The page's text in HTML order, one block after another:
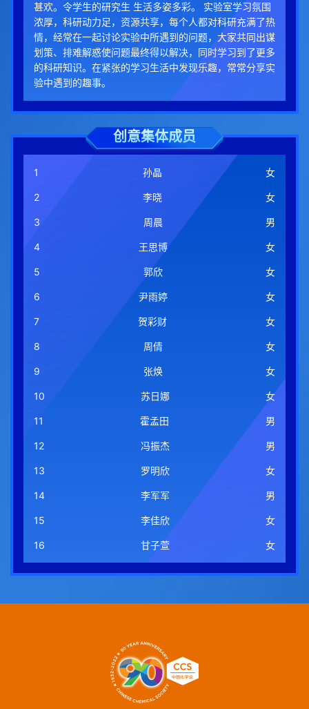
甚欢。令学生的研究生 生活多姿多彩。 实验室学习氛围
浓厚，科研动力足，资源共享，每个人都对科研充满了热
情，经常在一起讨论实验中所遇到的问题，大家共同出谋
划策、排难解惑使问题最终得以解决，同时学习到了更多
的科研知识。在紧张的学习生活中发现乐趣，常常分享实
验中遇到的趣事。
创意集体成员
1 孙晶 女
2 李晓 女
3 周晨 男
4 王思博 女
5 郭欣 女
6 尹雨婷 女
7 贺彩财 女
8 周倩 女
9 张焕 女
10 苏日娜 女
11 霍孟田 男
12 冯振杰 男
13 罗明欣 女
14 李军军 男
15 李佳欣 女
16 甘子萱 女